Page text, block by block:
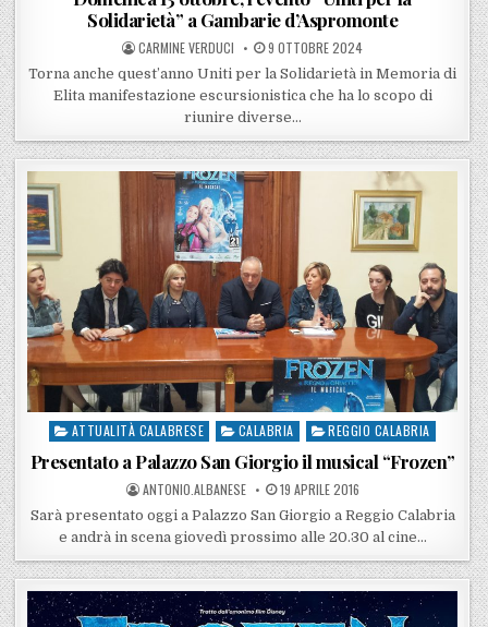
Solidarietà” a Gambarie d’Aspromonte
POSTED BY
CARMINE VERDUCI POSTED ON
9 OTTOBRE 2024
Torna anche quest’anno Uniti per la Solidarietà in Memoria di
Elita manifestazione escursionistica che ha lo scopo di
riunire diverse…
Posted in
ATTUALITÀ CALABRESE CALABRIA REGGIO CALABRIA
Presentato a Palazzo San Giorgio il musical “Frozen”
POSTED BY
ANTONIO.ALBANESE POSTED ON
19 APRILE 2016
Sarà presentato oggi a Palazzo San Giorgio a Reggio Calabria
e andrà in scena giovedì prossimo alle 20.30 al cine…